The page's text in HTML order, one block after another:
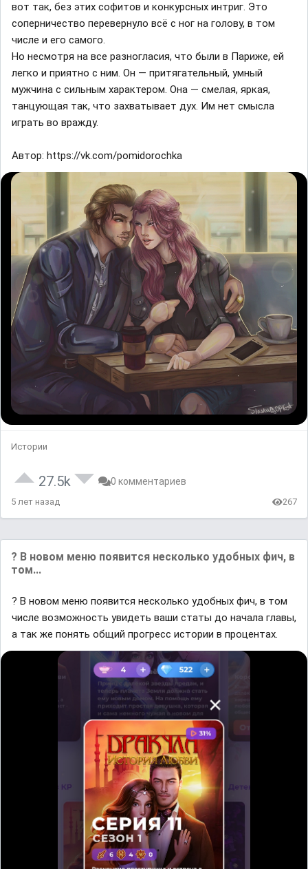
вот так, без этих софитов и конкурсных интриг. Это
соперничество перевернуло всё с ног на голову, в том
числе и его самого.
Но несмотря на все разногласия, что были в Париже, ей
легко и приятно с ним. Он — притягательный, умный
мужчина с сильным характером. Она — смелая, яркая,
танцующая так, что захватывает дух. Им нет смысла
играть во вражду.
Автор: https://vk.com/pomidorochka
Истории
27.5k 0 комментариев
5 лет назад 267
? В новом меню появится несколько удобных фич, в
том...
? В новом меню появится несколько удобных фич, в том
числе возможность увидеть ваши статы до начала главы,
а так же понять общий прогресс истории в процентах.